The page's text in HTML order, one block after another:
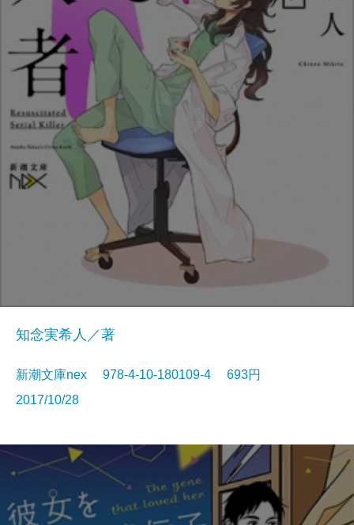
知念実希人／著
新潮文庫nex 978-4-10-180109-4 693円
2017/10/28